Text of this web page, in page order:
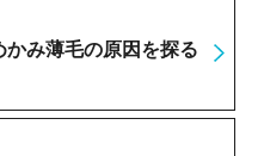
み薄毛の原因を探る